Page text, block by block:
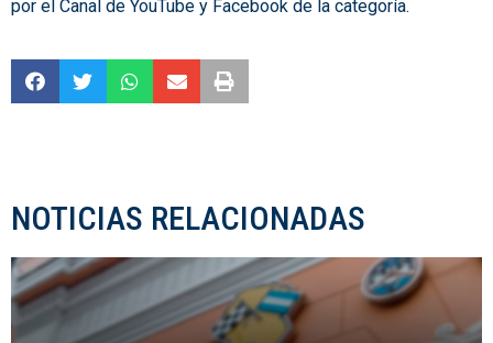
por el Canal de YouTube y Facebook de la categoría.
NOTICIAS RELACIONADAS